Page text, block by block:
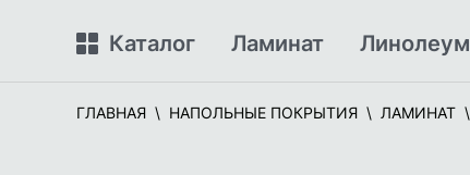
Каталог Ламинат Линолеум
ГЛАВНАЯ НАПОЛЬНЫЕ ПОКРЫТИЯ ЛАМИНАТ